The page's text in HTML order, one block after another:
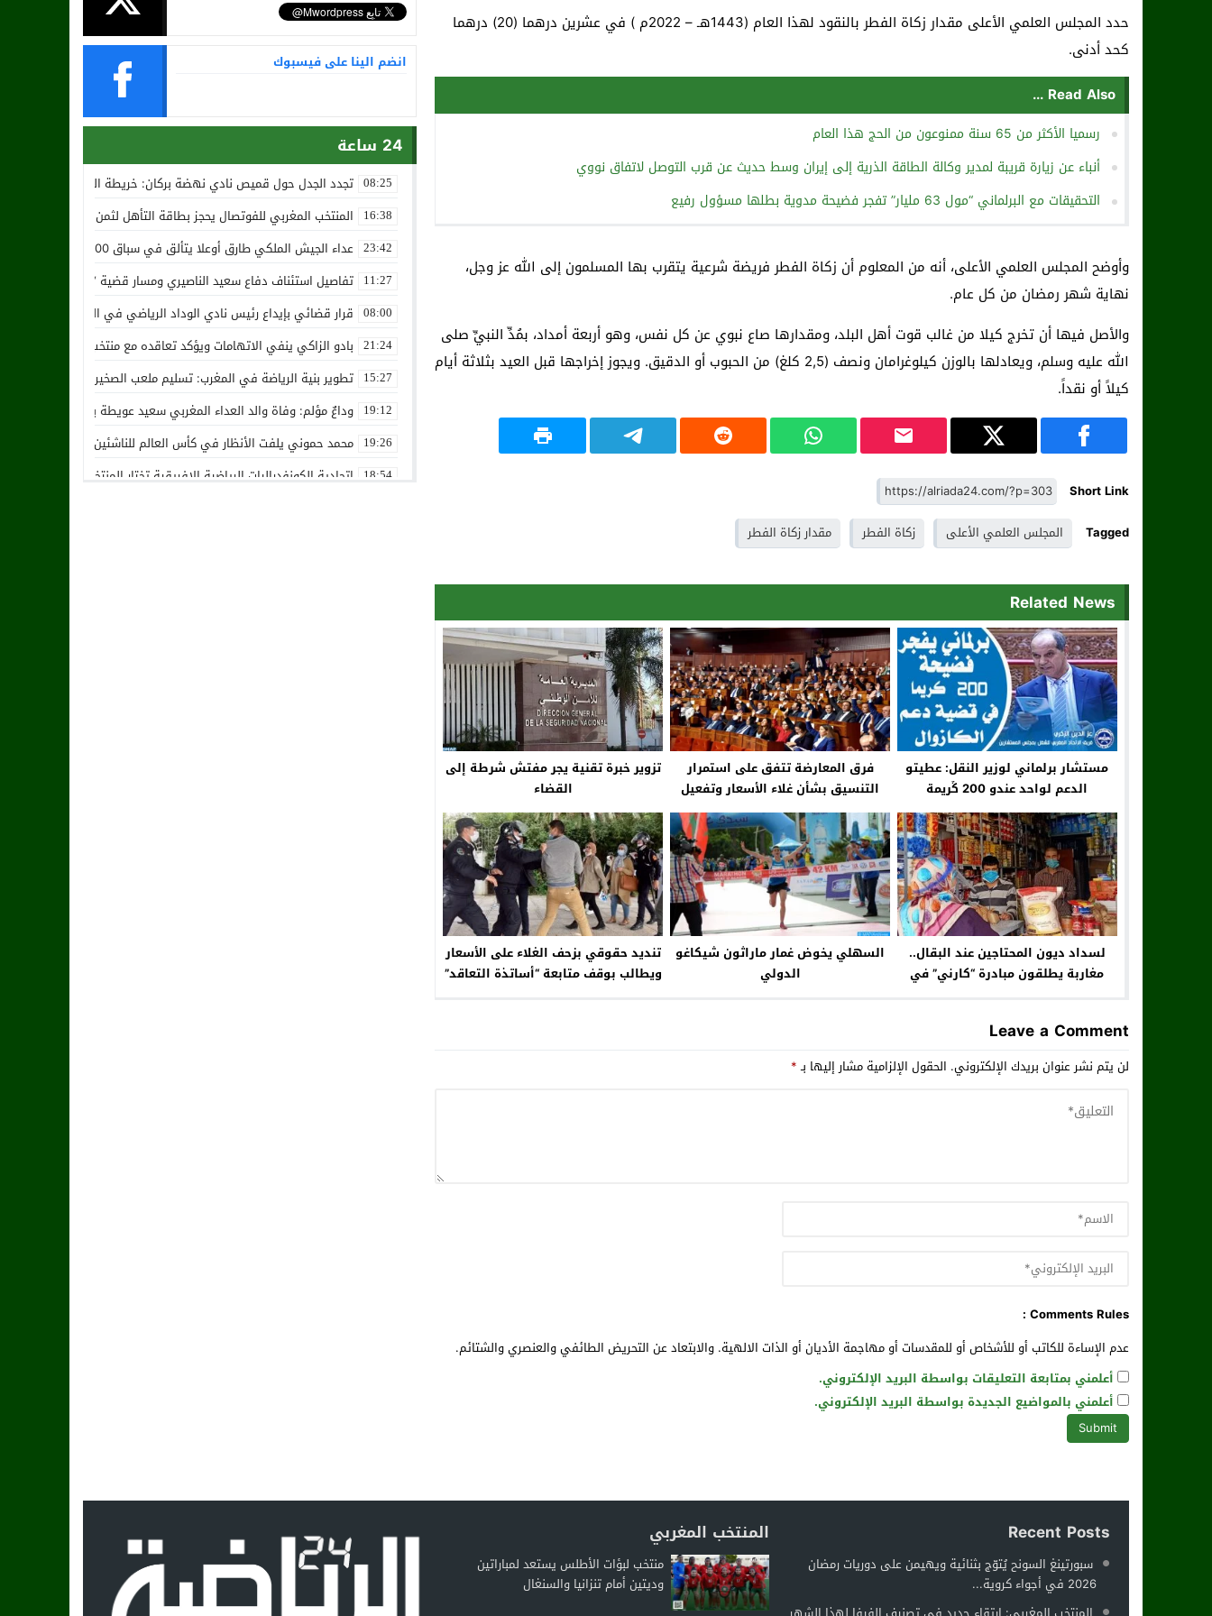
حدد المجلس العلمي الأعلى مقدار زكاة الفطر بالنقود لهذا العام (1443هـ – 2022م ) في عشرين درهما (20) درهما
كحد أدنى.
Read Also ...
رسميا ‏الأكثر من 65 سنة ممنوعون من ‎الحج هذا العام
أنباء عن زيارة قريبة لمدير وكالة الطاقة الذرية إلى إيران وسط حديث عن قرب التوصل لاتفاق نووي
التحقيقات مع البرلماني “مول 63 مليار” تفجر فضيحة مدوية بطلها مسؤول رفيع
وأوضح المجلس العلمي الأعلى، أنه من المعلوم أن زكاة الفطر فريضة شرعية يتقرب بها المسلمون إلى الله عز وجل،
نهاية شهر رمضان من كل عام.
والأصل فيها أن تخرج كيلا من غالب قوت أهل البلد، ومقدارها صاع نبوي عن كل نفس، وهو أربعة أمداد، بمُدِّ النبيِّ صلى
الله عليه وسلم، ويعادلها بالوزن كيلوغرامان ونصف (2,5 كلغ) من الحبوب أو الدقيق. ويجوز إخراجها قبل العيد بثلاثة أيام
كيلاً أو نقداً.
Short Link
Tagged
المجلس العلمي الأعلى زكاة الفطر مقدار زكاة الفطر
Related News
مستشار برلماني لوزير النقل: عطيتو
الدعم لواحد عندو 200 ڭريمة
فرق المعارضة تتفق على استمرار
التنسيق بشأن غلاء الأسعار وتفعيل
الرقابة
تزوير خبرة تقنية يجر مفتش شرطة إلى
القضاء
لسداد ديون المحتاجين عند البقال..
مغاربة يطلقون مبادرة “كارني” في
السهلي يخوض غمار ماراثون شيكاغو
الدولي
تنديد حقوقي بزحف الغلاء على الأسعار
ويطالب بوقف متابعة “أساتذة التعاقد”
Leave a Comment
لن يتم نشر عنوان بريدك الإلكتروني. الحقول الإلزامية مشار إليها بـ*
Comments Rules :
عدم الإساءة للكاتب أو للأشخاص أو للمقدسات أو مهاجمة الأديان أو الذات الالهية. والابتعاد عن التحريض الطائفي والعنصري والشتائم.
أعلمني بمتابعة التعليقات بواسطة البريد الإلكتروني.
أعلمني بالمواضيع الجديدة بواسطة البريد الإلكتروني.
انضم الينا على فيسبوك
24 ساعة
08:25 تجدد الجدل حول قميص نادي نهضة بركان: خريطة المغرب تثير استياء
16:38 المنتخب المغربي للفوتصال يحجز بطاقة التأهل لثمن نهائي مونديال
23:42 عداء الجيش الملكي طارق أوعلا يتألق في سباق 4200 متر بمدينة سلا
11:27 تفاصيل استئناف دفاع سعيد الناصيري ومسار قضية ‘بارون المخدرات
08:00 قرار قضائي بإيداع رئيس نادي الوداد الرياضي في السجن في قضية
21:24 بادو الزاكي ينفي الاتهامات ويؤكد تعاقده مع منتخب النيجر دون تكفل
15:27 تطوير بنية الرياضة في المغرب: تسليم ملعب الصخيرات بالعشب
19:12 وداعٌ مؤلم: وفاة والد العداء المغربي سعيد عويطة بعد صراع طويل
19:26 محمد حموني يلفت الأنظار في كأس العالم للناشئين ويثير اهتمام
18:54 اتحادية الكونفدراليات الرياضية الإفريقية تختار المنتخب الوطني
Recent Posts
سبورتينغ السونح يُتوّج بثنائية ويهيمن على دوريات رمضان
2026 في أجواء كروية...
المنتخب المغربي
منتخب لبؤات الأطلس يستعد لمباراتين
وديتين أمام تنزانيا والسنغال